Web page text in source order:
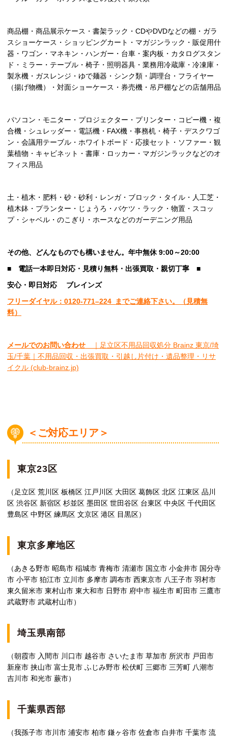
商品棚・商品展示ケース・書架ラック・CDやDVDなどの棚・ガラ
スショーケース・ショッピングカート・マガジンラック・販促用什
器・ワゴン・マネキン・ハンガー・台車・案内板・カタログスタン
ド・ミラー・テーブル・椅子・照明器具・業務用冷蔵庫・冷凍庫・
製氷機・ガスレンジ・ゆで麺器・シンク類・調理台・フライヤー
（揚げ物機）・対面ショーケース・券売機・吊戸棚などの店舗用品
パソコン・モニター・プロジェクター・プリンター・コピー機・複
合機・シュレッダー・電話機・FAX機・事務机・椅子・デスクワゴ
ン・会議用テーブル・ホワイトボード・応接セット・ソファー・観
葉植物・キャビネット・書庫・ロッカー・マガジンラックなどのオ
フィス用品
土・植木・肥料・砂・砂利・レンガ・ブロック・タイル・人工芝・
植木鉢・プランター・じょうろ・バケツ・ラック・物置・スコッ
プ・シャベル・のこぎり・ホースなどのガーデニング用品
その他、
どんなものでも構いません。年中無休 9:00～20:00
■ 電話一本即日対応・見積り無料・出張買取・親切丁寧 ■
安心・即日対応
ブレインズ
フリーダイヤル：0120-771–224 までご連絡下さい。
（見積無
料）
メールでのお問い合わせ
｜足立区不用品回収処分 Brainz 東京/埼
玉/千葉｜不用品回収・出張買取・引越し片付け・遺品整理・リサ
イクル (club-brainz.jp)
＜ご対応エリア＞
東京23区
（足立区 荒川区 板橋区 江戸川区 大田区 葛飾区 北区 江東区 品川
区 渋谷区 新宿区 杉並区 墨田区 世田谷区 台東区 中央区 千代田区
豊島区 中野区 練馬区 文京区 港区 目黒区）
東京多摩地区
（あきる野市 昭島市 稲城市 青梅市 清瀬市 国立市 小金井市 国分寺
市 小平市 狛江市 立川市 多摩市 調布市 西東京市 八王子市 羽村市
東久留米市 東村山市 東大和市 日野市 府中市 福生市 町田市 三鷹市
武蔵野市 武蔵村山市）
埼玉県南部
（朝霞市 入間市 川口市 越谷市 さいたま市 草加市 所沢市 戸田市
新座市 挟山市 富士見市 ふじみ野市 松伏町 三郷市 三芳町 八潮市
吉川市 和光市 蕨市）
千葉県西部
（我孫子市 市川市 浦安市 柏市 鎌ヶ谷市 佐倉市 白井市 千葉市 流